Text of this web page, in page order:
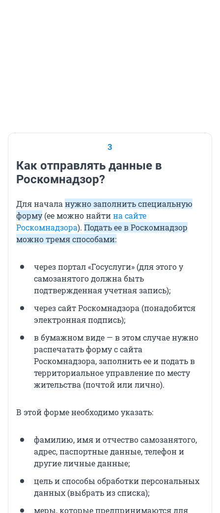
3
Как отправлять данные в
Роскомнадзор?
Для началанужно заполнить специальную
форму(ее можно найтина сайте
Роскомнадзора). Подать ее в Роскомнадзор
можно тремя способами:
через портал «Госуслуги» (для этого у
самозанятого должна быть
подтвержденная учетная запись);
через сайт Роскомнадзора (понадобится
электронная подпись);
в бумажном виде — в этом случае нужно
распечатать форму с сайта
Роскомнадзора, заполнить ее и подать в
территориальное управление по месту
жительства (почтой или лично).
В этой форме необходимо указать:
фамилию, имя и отчество самозанятого,
адрес, паспортные данные, телефон и
другие личные данные;
цель и способы обработки персональных
данных (выбрать из списка);
меры, которые предпринимаются для